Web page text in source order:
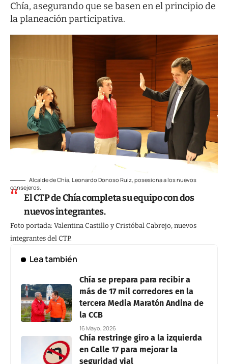
Chía, asegurando que se basen en el principio de
la planeación participativa.
Alcalde de Chía, Leonardo Donoso Ruiz, posesiona a los nuevos
consejeros.
El CTP de Chía completa su equipo con dos
nuevos integrantes.
Foto portada: Valentina Castillo y Cristóbal Cabrejo, nuevos
integrantes del CTP.
Lea también
Chía se prepara para recibir a
más de 17 mil corredores en la
tercera Media Maratón Andina de
la CCB
16 Mayo, 2026
Chía restringe giro a la izquierda
en Calle 17 para mejorar la
seguridad vial